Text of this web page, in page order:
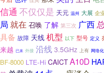
信通 不仅仅是 天元 温州 大展 企
局 就在 召唤 了解 第三次 广西
具备 故障 天线 机型 以下 型号 定义
来越 已来 外接 沿线 3.5GHz 上有 网络化
BF-8000 LTE-Hi CAICT A10D